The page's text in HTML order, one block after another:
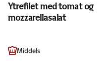
Ytrefilet med tomat og
mozzarellasalat
Middels